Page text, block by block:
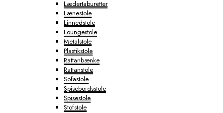
Lædertaburetter
Lænestole
Linnedstole
Loungestole
Metalstole
Plastikstole
Rattanbænke
Rattanstole
Sofastole
Spisebordsstole
Spisestole
Stofstole